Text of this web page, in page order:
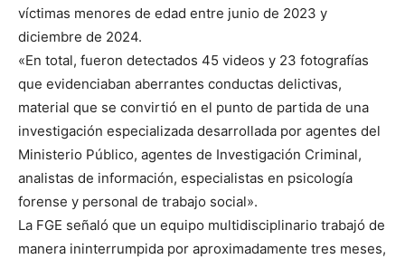
víctimas menores de edad entre junio de 2023 y
diciembre de 2024.
«En total, fueron detectados 45 videos y 23 fotografías
que evidenciaban aberrantes conductas delictivas,
material que se convirtió en el punto de partida de una
investigación especializada desarrollada por agentes del
Ministerio Público, agentes de Investigación Criminal,
analistas de información, especialistas en psicología
forense y personal de trabajo social».
La FGE señaló que un equipo multidisciplinario trabajó de
manera ininterrumpida por aproximadamente tres meses,